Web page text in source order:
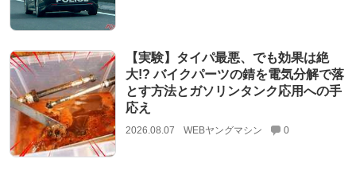
【実験】タイパ最悪、でも効果は絶
大!? バイクパーツの錆を電気分解で落
とす方法とガソリンタンク応用への手
応え
2026.08.07 WEBヤングマシン 0